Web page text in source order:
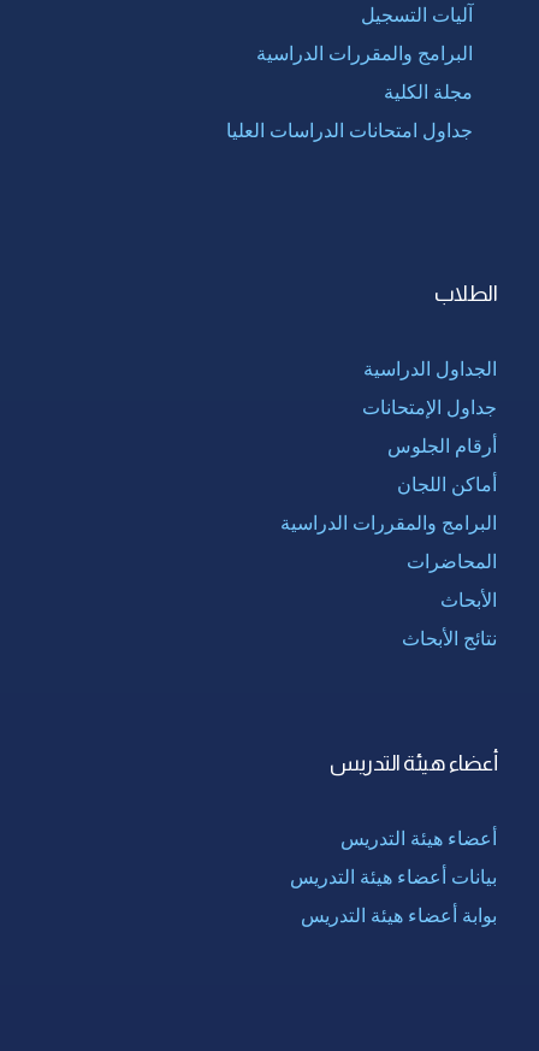
آليات التسجيل
البرامج والمقررات الدراسية
مجلة الكلية
جداول امتحانات الدراسات العليا
الطلاب
الجداول الدراسية
جداول الإمتحانات
أرقام الجلوس
أماكن اللجان
البرامج والمقررات الدراسية
المحاضرات
الأبحاث
نتائج الأبحاث
أعضاء هيئة التدريس
أعضاء هيئة التدريس
بيانات أعضاء هيئة التدريس
بوابة أعضاء هيئة التدريس